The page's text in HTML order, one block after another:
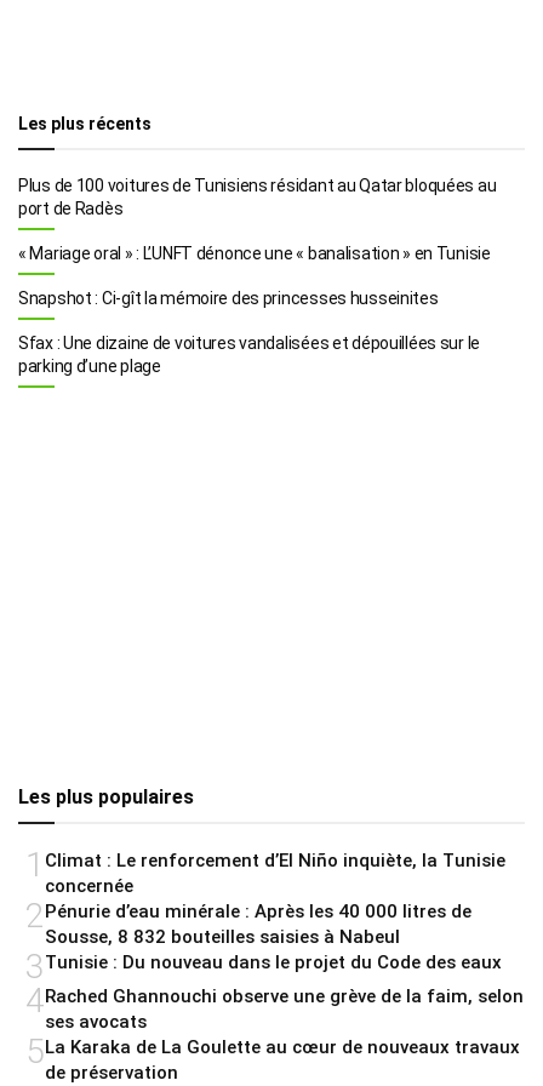
Les plus récents
Plus de 100 voitures de Tunisiens résidant au Qatar bloquées au
port de Radès
« Mariage oral » : L’UNFT dénonce une « banalisation » en Tunisie
Snapshot : Ci-gît la mémoire des princesses husseinites
Sfax : Une dizaine de voitures vandalisées et dépouillées sur le
parking d’une plage
Les plus populaires
1 Climat : Le renforcement d’El Niño inquiète, la Tunisie
concernée
2Pénurie d’eau minérale : Après les 40 000 litres de
Sousse, 8 832 bouteilles saisies à Nabeul
3Tunisie : Du nouveau dans le projet du Code des eaux
4Rached Ghannouchi observe une grève de la faim, selon
ses avocats
5La Karaka de La Goulette au cœur de nouveaux travaux
de préservation